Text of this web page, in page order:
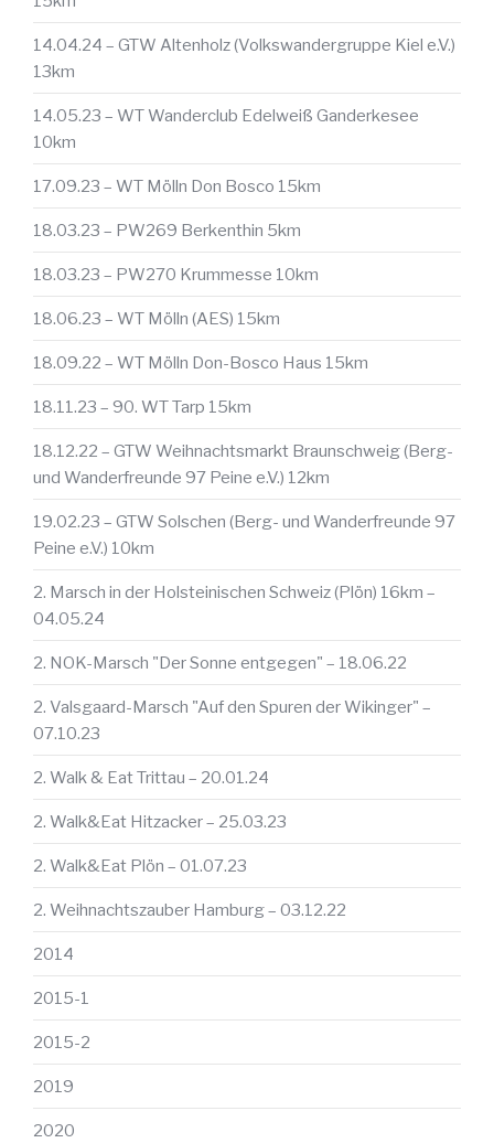
14.04.24 – GTW Altenholz (Volkswandergruppe Kiel e.V.)
13km
14.05.23 – WT Wanderclub Edelweiß Ganderkesee
10km
17.09.23 – WT Mölln Don Bosco 15km
18.03.23 – PW269 Berkenthin 5km
18.03.23 – PW270 Krummesse 10km
18.06.23 – WT Mölln (AES) 15km
18.09.22 – WT Mölln Don-Bosco Haus 15km
18.11.23 – 90. WT Tarp 15km
18.12.22 – GTW Weihnachtsmarkt Braunschweig (Berg-
und Wanderfreunde 97 Peine e.V.) 12km
19.02.23 – GTW Solschen (Berg- und Wanderfreunde 97
Peine e.V.) 10km
2. Marsch in der Holsteinischen Schweiz (Plön) 16km –
04.05.24
2. NOK-Marsch "Der Sonne entgegen" – 18.06.22
2. Valsgaard-Marsch "Auf den Spuren der Wikinger" –
07.10.23
2. Walk & Eat Trittau – 20.01.24
2. Walk&Eat Hitzacker – 25.03.23
2. Walk&Eat Plön – 01.07.23
2. Weihnachtszauber Hamburg – 03.12.22
2014
2015-1
2015-2
2019
2020